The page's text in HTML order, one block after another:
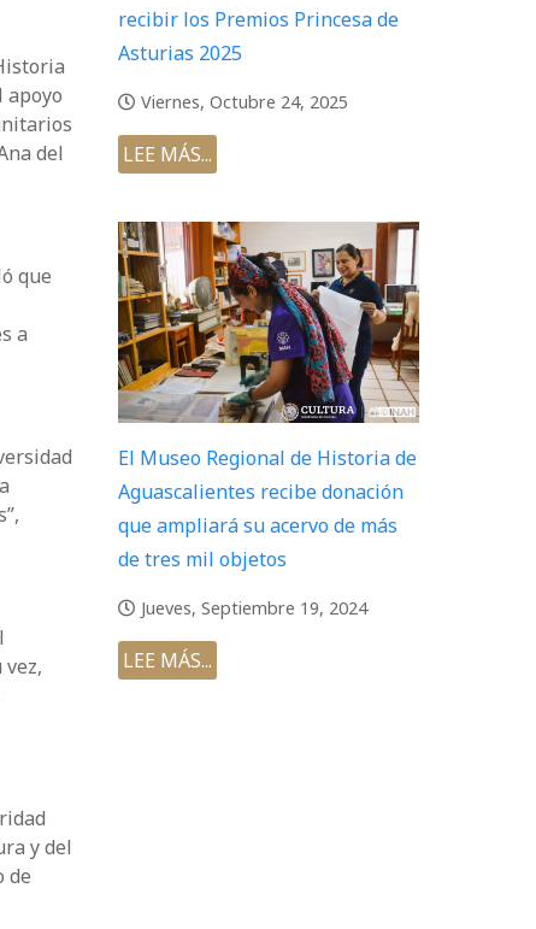
apoyo
del
que
a
y del
de
recibir los Premios Princesa de
Asturias 2025
Viernes, Octubre 24, 2025
LEE MÁS...
El Museo Regional de Historia de
Aguascalientes recibe donación
que ampliará su acervo de más
de tres mil objetos
Jueves, Septiembre 19, 2024
LEE MÁS...